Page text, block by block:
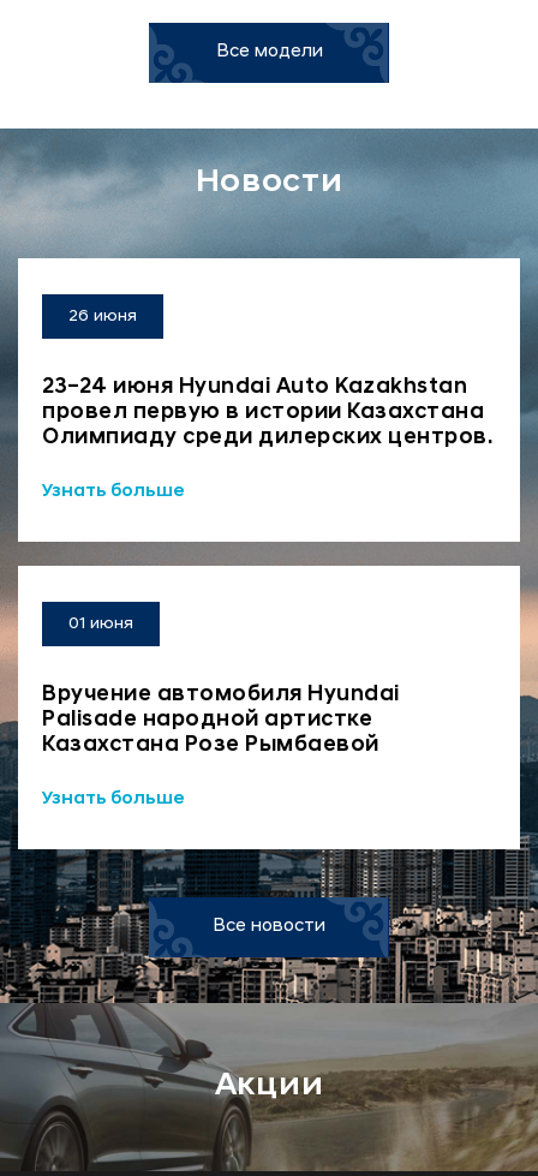
Все модели
Новости
26 июня
23–24 июня Hyundai Auto Kazakhstan
провел первую в истории Казахстана
Олимпиаду среди дилерских центров.
Узнать больше
01 июня
Вручение автомобиля Hyundai
Palisade народной артистке
Казахстана Розе Рымбаевой
Узнать больше
Все новости
Акции